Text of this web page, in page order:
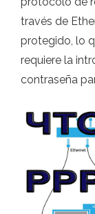
través de
protegido, lo
requiere la
contraseña